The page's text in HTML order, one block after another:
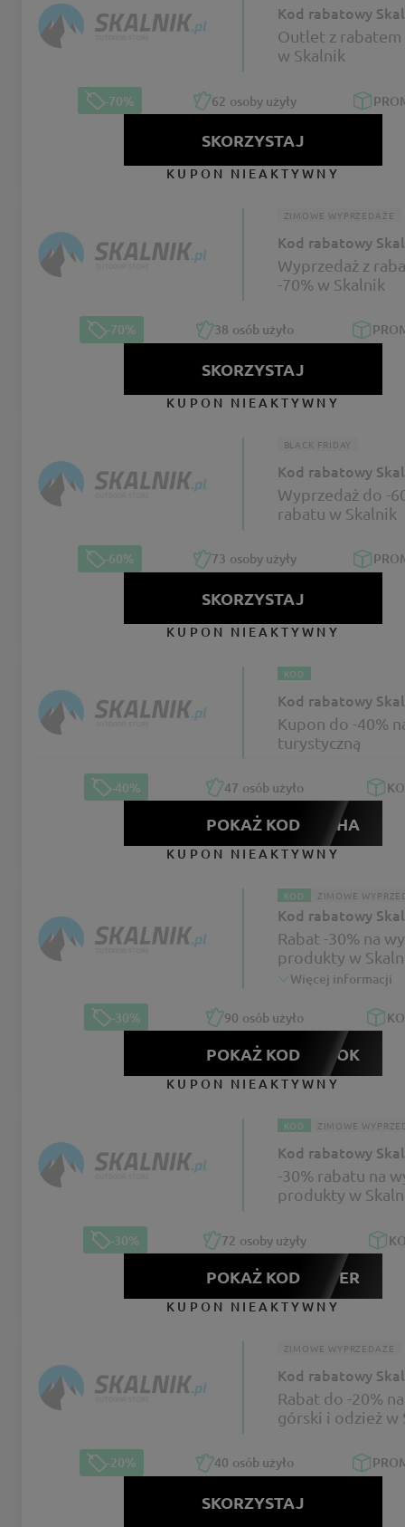
Kod rabatowy
Outlet z rabatem
w Skalnik
-70% 62 osoby użyły
SKORZYSTAJ
KUPON NIEAKTYWNY
ZIMOWE WYPRZEDAŻE
Kod rabatowy
Wyprzedaż z
-70% w Skalnik
-70% 38 osób użyło
SKORZYSTAJ
KUPON NIEAKTYWNY
BLACK FRIDAY
Kod rabatowy
Wyprzedaż do -
rabatu w Skalnik
-60% 73 osoby użyły
SKORZYSTAJ
KUPON NIEAKTYWNY
KOD
Kod rabatowy
Kupon do -40%
turystyczną
-40% 47 osób użyło
POKAŻ KODANIOCHA
KUPON NIEAKTYWNY
KOD ZIMOWE
Kod rabatowy
Rabat -30% na
produkty w
Więcej informacji
-30% 90 osób użyło
POKAŻ KODNOWYROK
KUPON NIEAKTYWNY
KOD ZIMOWE
Kod rabatowy
-30% rabatu na
produkty w
-30% 72 osoby użyły
POKAŻ KODWINTER
KUPON NIEAKTYWNY
ZIMOWE WYPRZEDAŻE
Kod rabatowy
Rabat do -20%
górski i odzież w
-20% 40 osób użyło
SKORZYSTAJ